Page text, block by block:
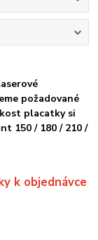
požadované
placatky si
150 / 180 / 210 /
k objednávce